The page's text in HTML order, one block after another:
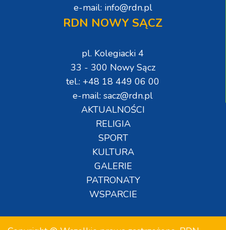
e-mail: info@rdn.pl
RDN NOWY SĄCZ
pl. Kolegiacki 4
33 - 300 Nowy Sącz
tel.: +48 18 449 06 00
e-mail: sacz@rdn.pl
AKTUALNOŚCI
RELIGIA
SPORT
KULTURA
GALERIE
PATRONATY
WSPARCIE